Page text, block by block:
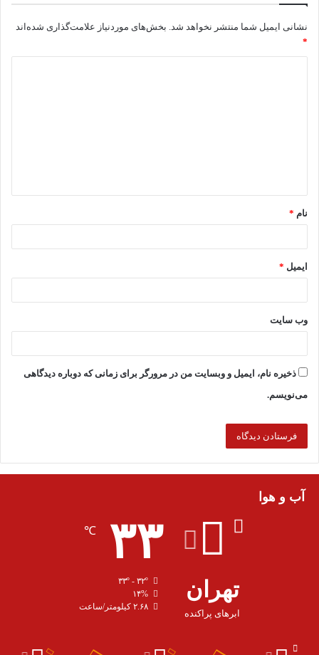
نشانی ایمیل شما منتشر نخواهد شد. بخش‌های موردنیاز علامت‌گذاری شده‌اند
*
*
نام *
ایمیل *
وب‌ سایت
ذخیره نام، ایمیل و وبسایت من در مرورگر برای زمانی که دوباره دیدگاهی
می‌نویسم.
آب و هوا
تهران
ابرهای پراکنده
۳۳ ℃
۱۴%
۲.۶۸ کیلومتر/ساعت